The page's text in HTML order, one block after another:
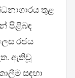
තුළ
පිළිබඳ
රජය
ඇතිවූ
සඳහා